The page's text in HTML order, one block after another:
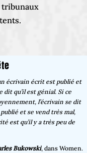
tribunaux
écrivain écrit est publié et
dit qu’il est génial. Si ce
l’écrivain se dit
et se vend très mal,
est qu’il y a très peu de
Bukowski, dans Women.